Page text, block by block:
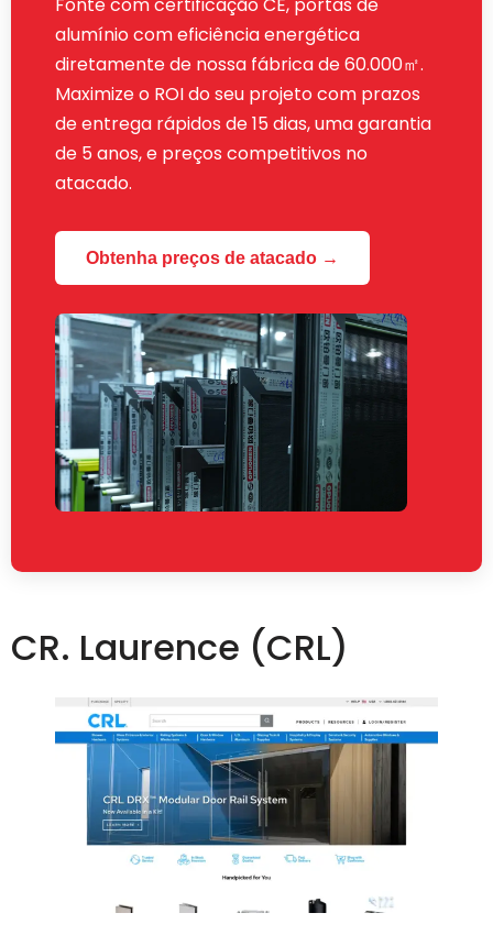
alumínio com eficiência energética
diretamente de nossa fábrica de 60.000㎡.
Maximize o ROI do seu projeto com prazos
de entrega rápidos de 15 dias, uma garantia
de 5 anos, e preços competitivos no
atacado.
Obtenha preços de atacado →
CR. Laurence (CRL)